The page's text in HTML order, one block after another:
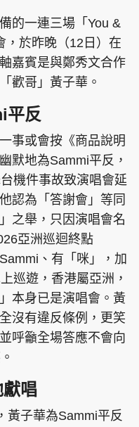
的一連三場「You &
，於昨晚（12日）在
嘉賓是與鄭秀文合作
歡哥」黃子華。
平反
事或會按《商品說明
默地為Sammi平反，
機件事故致演唱會延
認為「答謝會」等同
之舉，只因演唱會名
亞洲巡迴終點
、有「咪」，加
巡遊，香港屬亞洲，
本身已是演唱會。黃
沒有違反條例，更笑
呼籲全場答應不會向
唱
黃子華為Sammi平反